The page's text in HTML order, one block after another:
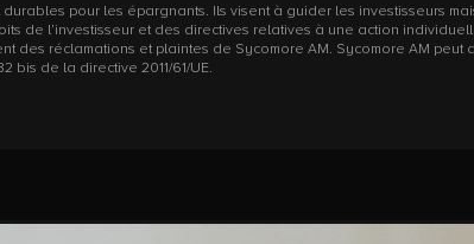
pour les épargnants. Ils visent à guider les investisseurs
de l’investisseur et des directives relatives à une action
des réclamations et plaintes de Sycomore AM. Sycomore AM
bis de la directive 2011/61/UE.